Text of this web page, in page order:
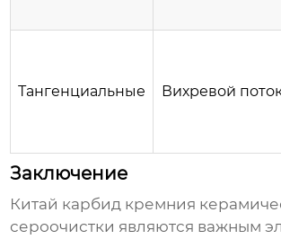
Тангенциальные Вихревой
Заключение
Китай карбид кремния
сероочистки являются важным